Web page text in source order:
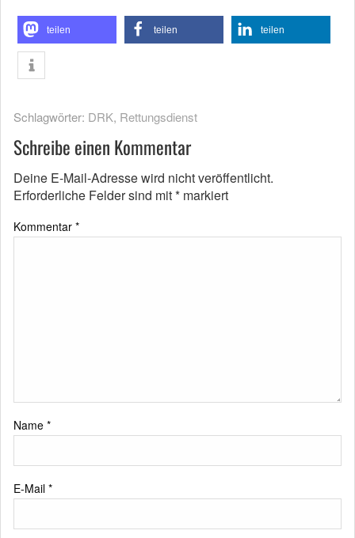
teilen teilen teilen
Schlagwörter: DRK, Rettungsdienst
Schreibe einen Kommentar
Deine E-Mail-Adresse wird nicht veröffentlicht.
Erforderliche Felder sind mit* markiert
Kommentar *
Name *
E-Mail *